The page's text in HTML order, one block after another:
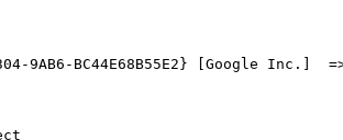
9AB6-BC44E68B55E2} [Google Inc.]